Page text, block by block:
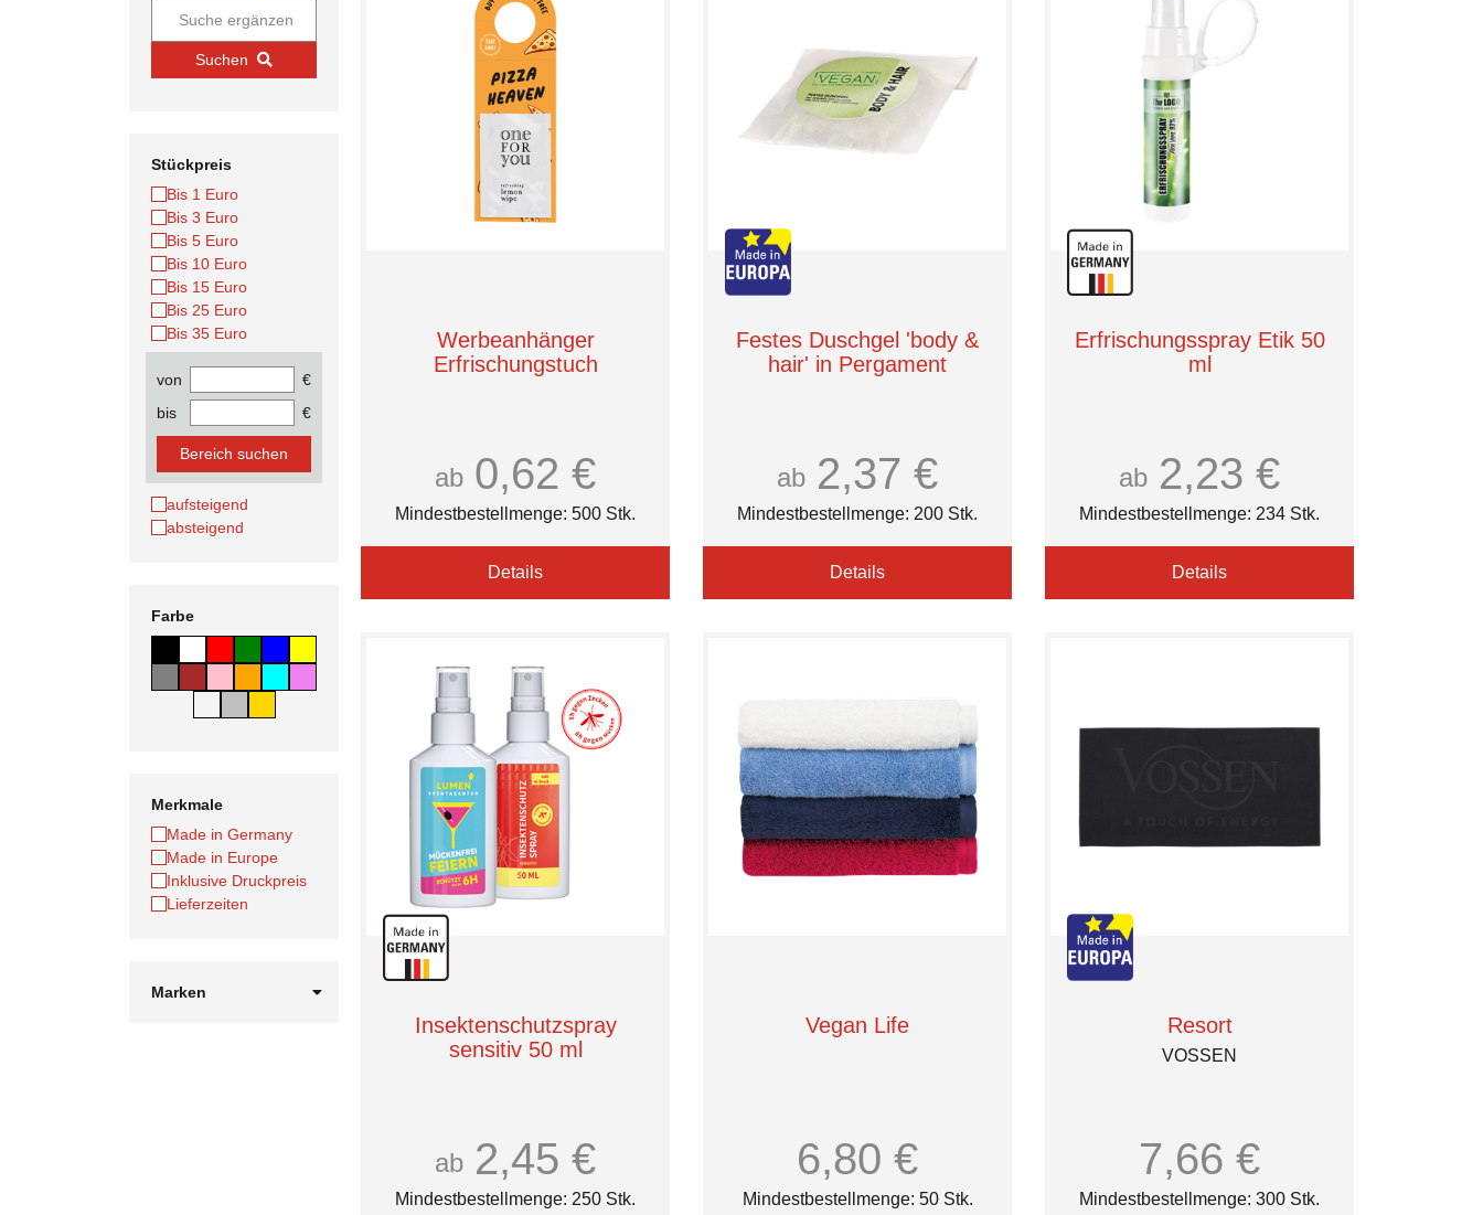
Suchen
Stückpreis
Bis 1 Euro
Bis 3 Euro
Bis 5 Euro
Bis 10 Euro
Bis 15 Euro
Bis 25 Euro
Bis 35 Euro
von
€
bis
€
Bereich suchen
aufsteigend
absteigend
Farbe
Merkmale
Made in Germany
Made in Europe
Inklusive Druckpreis
Lieferzeiten
Marken
Werbeanhänger
Erfrischungstuch
ab 0,62 €
Mindestbestellmenge: 500 Stk.
Details
Festes Duschgel 'body &
hair' in Pergament
ab 2,37 €
Mindestbestellmenge: 200 Stk.
Details
Erfrischungsspray Etik 50
ml
ab 2,23 €
Mindestbestellmenge: 234 Stk.
Details
Insektenschutzspray
sensitiv 50 ml
ab 2,45 €
Mindestbestellmenge: 250 Stk.
Vegan Life
6,80 €
Mindestbestellmenge: 50 Stk.
Resort
VOSSEN
7,66 €
Mindestbestellmenge: 300 Stk.